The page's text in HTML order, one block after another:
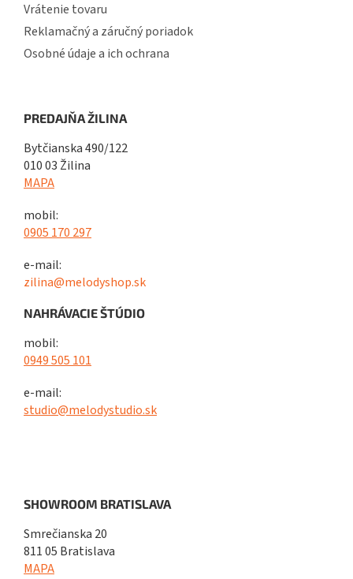
Vrátenie tovaru
Reklamačný a záručný poriadok
Osobné údaje a ich ochrana
PREDAJŇA ŽILINA
Bytčianska 490/122
010 03 Žilina
MAPA
mobil:
0905 170 297
e-mail:
zilina@melodyshop.sk
NAHRÁVACIE ŠTÚDIO
mobil:
0949 505 101
e-mail:
studio@melodystudio.sk
SHOWROOM BRATISLAVA
Smrečianska 20
811 05 Bratislava
MAPA